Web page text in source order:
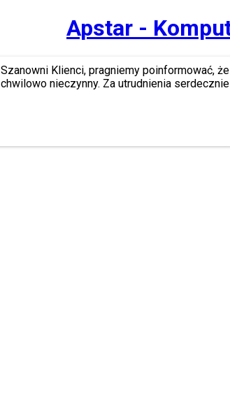
Apstar -
Szanowni Klienci, pragniemy poinformować,
chwilowo nieczynny. Za utrudnienia